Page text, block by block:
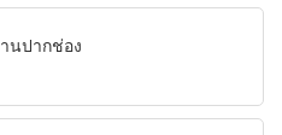
นปากช่อง